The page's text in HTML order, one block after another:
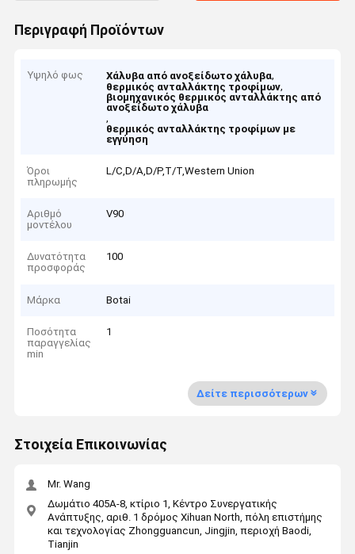
Περιγραφή Προϊόντων
Υψηλό φως Χάλυβα από ανοξείδωτο χάλυβα,
θερμικός ανταλλάκτης τροφίμων,
βιομηχανικός θερμικός ανταλλάκτης από
ανοξείδωτο χάλυβα
,
θερμικός ανταλλάκτης τροφίμων με
εγγύηση
Όροι
πληρωμής
L/C,D/A,D/P,T/T,Western Union
Αριθμό
μοντέλου
V90
Δυνατότητα
προσφοράς
100
Μάρκα Botai
Ποσότητα
παραγγελίας
min
1
Δείτε περισσότερων
Στοιχεία Επικοινωνίας
Mr. Wang
Δωμάτιο 405A-8, κτίριο 1, Κέντρο Συνεργατικής
Ανάπτυξης, αριθ. 1 δρόμος Xihuan North, πόλη επιστήμης
και τεχνολογίας Zhongguancun, Jingjin, περιοχή Baodi,
Tianjin